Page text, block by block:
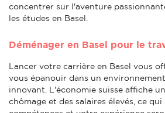
concentrer sur l'aventure
les études en Basel.
Déménager en Basel pour le
Lancer votre carrière en Basel vous
vous épanouir dans un
innovant. L'économie suisse affiche
chômage et des salaires élevés, ce